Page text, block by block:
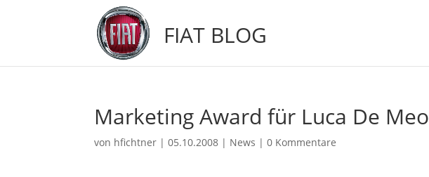
FIAT BLOG
Marketing Award für Luca De Meo
von hfichtner |05.10.2008 | News |0 Kommentare